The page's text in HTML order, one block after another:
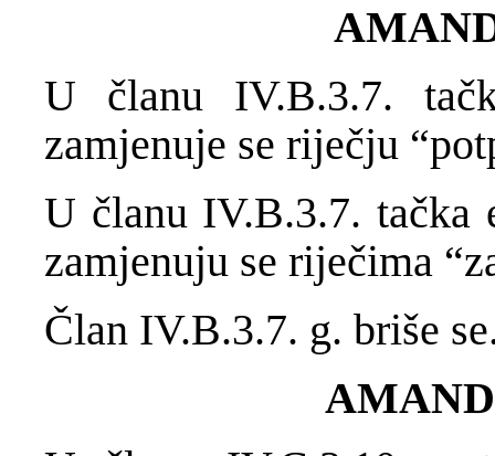
U članu IV.B.3.7.
zamjenuje se riječju
U članu IV.B.3.7. tačka
zamjenuju se riječima
Član IV.B.3.7. g. briše